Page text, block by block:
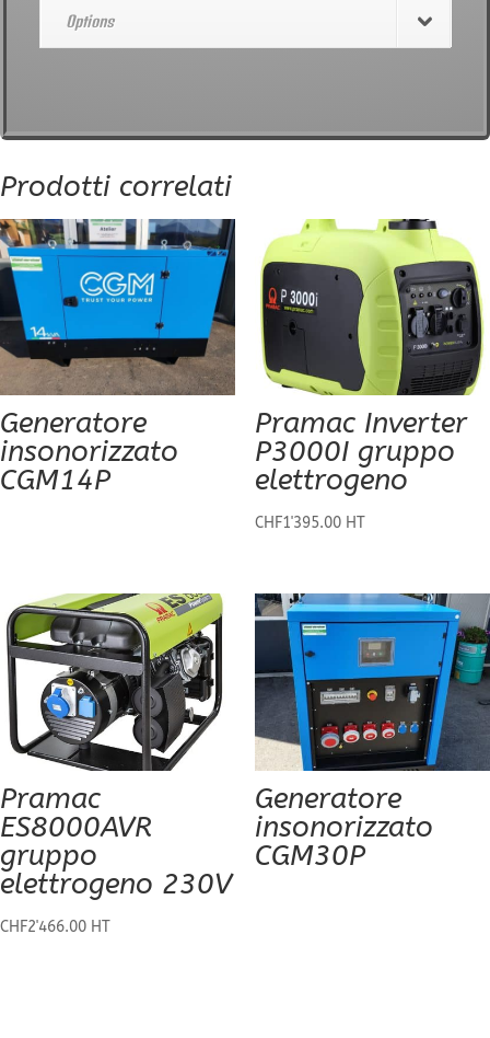
Options
Prodotti correlati
Generatore
insonorizzato
CGM14P
Pramac Inverter
P3000I gruppo
elettrogeno
CHF1'395.00 HT
Pramac
ES8000AVR
gruppo
elettrogeno 230V
CHF2'466.00 HT
Generatore
insonorizzato
CGM30P